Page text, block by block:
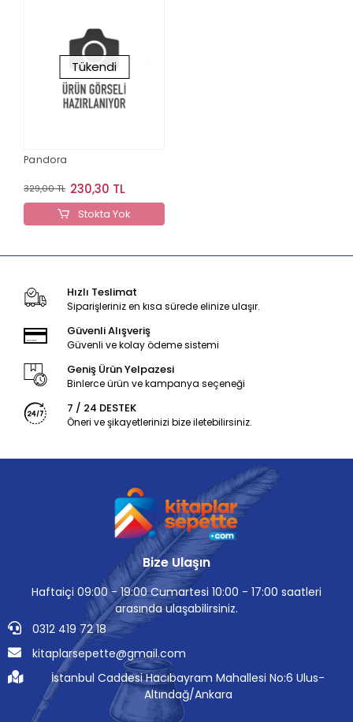
Tükendi
Pandora
329,00 TL 230,30 TL
Stokta Yok
Hızlı Teslimat
Siparişleriniz en kısa sürede elinize ulaşır.
Güvenli Alışveriş
Güvenli ve kolay ödeme sistemi
Geniş Ürün Yelpazesi
Binlerce ürün ve kampanya seçeneği
7 / 24 DESTEK
Öneri ve şikayetlerinizi bize iletebilirsiniz.
Bize Ulaşın
Haftaiçi 09:00 - 19:00 Cumartesi 10:00 - 17:00 saatleri
arasında ulaşabilirsiniz.
0312 419 72 18
kitaplarsepette@gmail.com
İstanbul Caddesi Hacıbayram Mahallesi No:6 Ulus-
Altındağ/Ankara